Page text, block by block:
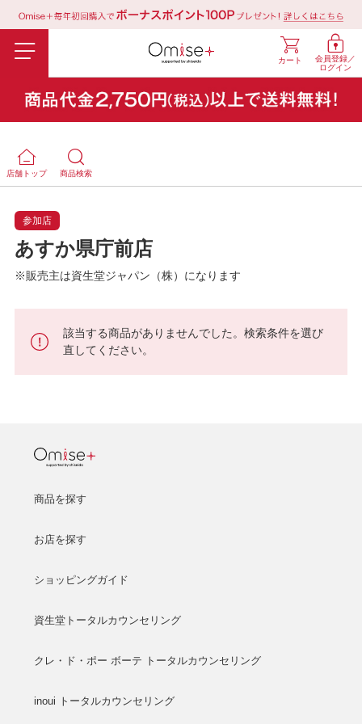
会員登録／
ログイン
カート
店舗トップ 商品検索
参加店
あすか県庁前店
※販売主は資生堂ジャパン（株）になります
該当する商品がありませんでした。検索条件を選び
直してください。
商品を探す
お店を探す
ショッピングガイド
資生堂トータルカウンセリング
クレ・ド・ポー ボーテ トータルカウンセリング
inoui トータルカウンセリング